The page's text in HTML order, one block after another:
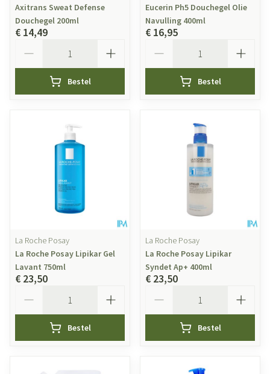
Axitrans Sweat Defense
Douchegel 200ml
€ 14,49
Bestel
Eucerin Ph5 Douchegel Olie
Navulling 400ml
€ 16,95
Bestel
La Roche Posay
La Roche Posay Lipikar Gel
Lavant 750ml
€ 23,50
Bestel
La Roche Posay
La Roche Posay Lipikar
Syndet Ap+ 400ml
€ 23,50
Bestel